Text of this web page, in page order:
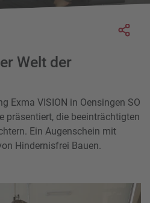
Welt der
Exma VISION in Oensingen SO
präsentiert, die beeinträchtigten
Ein Augenschein mit
Hindernisfrei Bauen.